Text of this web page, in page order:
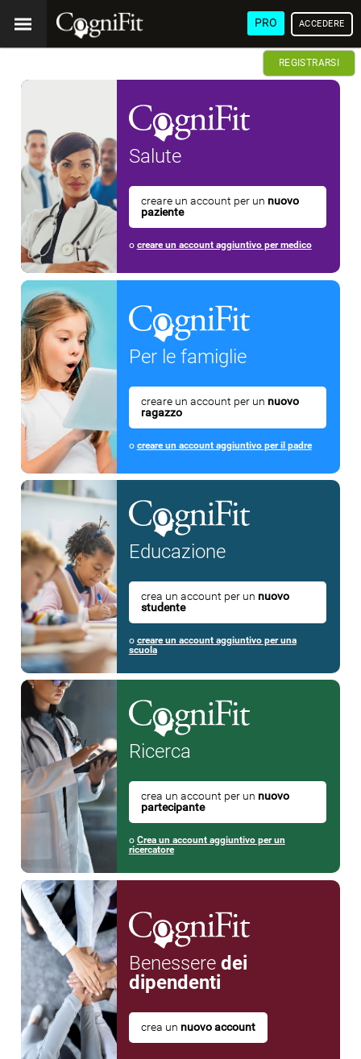
PRO ACCEDERE
REGISTRARSI
Salute
creare un account per un nuovo
paziente
o creare un account aggiuntivo per medico
Per le famiglie
creare un account per un nuovo
ragazzo
o creare un account aggiuntivo per il padre
Educazione
crea un account per un nuovo
studente
o creare un account aggiuntivo per una
scuola
Ricerca
crea un account per un nuovo
partecipante
o Crea un account aggiuntivo per un
ricercatore
Benessere dei
dipendenti
crea un nuovo account